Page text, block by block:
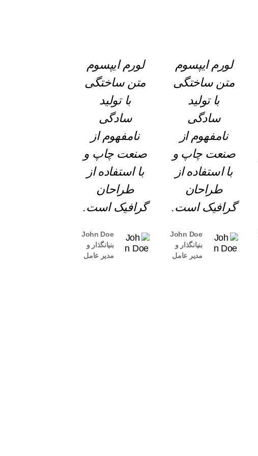
لورم ایپسوم
متن ساختگی
با تولید
سادگی
نامفهوم از
صنعت چاپ و
با استفاده از
طراحان
گرافیک است.
John Doe
بنیانگذار و
مدیر عامل
لورم ایپسوم
متن ساختگی
با تولید
سادگی
نامفهوم از
صنعت چاپ و
با استفاده از
طراحان
گرافیک است.
John Doe
بنیانگذار و
مدیر عامل